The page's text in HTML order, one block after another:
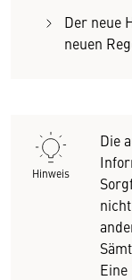
Der neue
neuen
Hinweis
Die
Eine